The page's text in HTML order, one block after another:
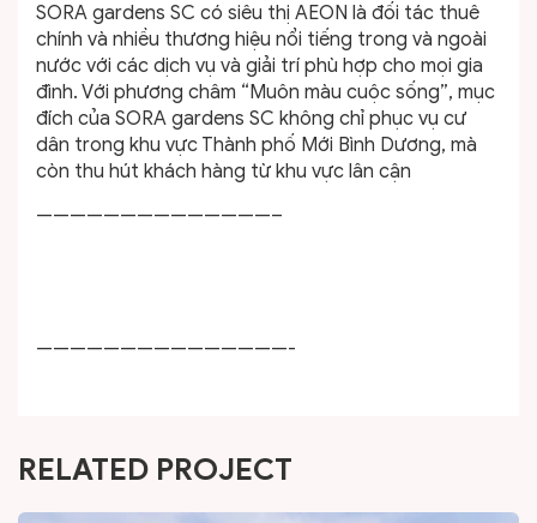
SORA gardens SC có siêu thị AEON là đối tác thuê
chính và nhiều thương hiệu nổi tiếng trong và ngoài
nước với các dịch vụ và giải trí phù hợp cho mọi gia
đình. Với phương châm “Muôn màu cuộc sống”, mục
đích của SORA gardens SC không chỉ phục vụ cư
dân trong khu vực Thành phố Mới Bình Dương, mà
còn thu hút khách hàng từ khu vực lân cận
——————————————–
———————————————-
RELATED PROJECT